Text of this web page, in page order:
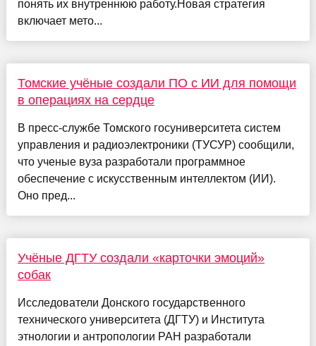
понять их внутреннюю работу.Новая стратегия
включает мето...
Томские учёные создали ПО с ИИ для помощи
в операциях на сердце
В пресс-службе Томского госуниверситета систем
управления и радиоэлектроники (ТУСУР) сообщили,
что ученые вуза разработали программное
обеспечение с искусственным интеллектом (ИИ).
Оно пред...
Учёные ДГТУ создали «карточки эмоций»
собак
Исследователи Донского государственного
технического университета (ДГТУ) и Института
этнологии и антропологии РАН разработали